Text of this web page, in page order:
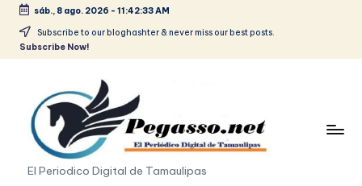
Saltar
sáb., 8 ago. 2026 - 11:42:33 AM
Subscribe to our bloghashter & never miss our best posts.
Subscribe Now!
p
El Periodico Digital de Tamaulipas